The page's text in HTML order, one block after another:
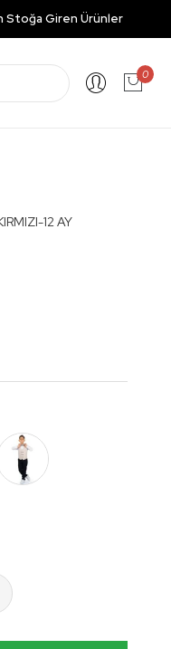
Stoğa Giren Ürünler
0
12 AY